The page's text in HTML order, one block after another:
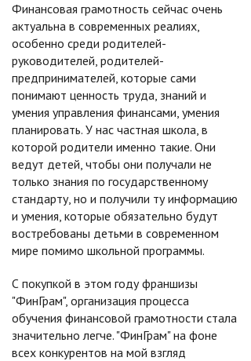
Финансовая грамотность сейчас очень
актуальна в современных реалиях,
особенно среди родителей-
руководителей, родителей-
предпринимателей, которые сами
понимают ценность труда, знаний и
умения управления финансами, умения
планировать. У нас частная школа, в
которой родители именно такие. Они
ведут детей, чтобы они получали не
только знания по государственному
стандарту, но и получили ту информацию
и умения, которые обязательно будут
востребованы детьми в современном
мире помимо школьной программы.
С покупкой в этом году франшизы
"ФинГрам", организация процесса
обучения финансовой грамотности стала
значительно легче. "ФинГрам" на фоне
всех конкурентов на мой взгляд